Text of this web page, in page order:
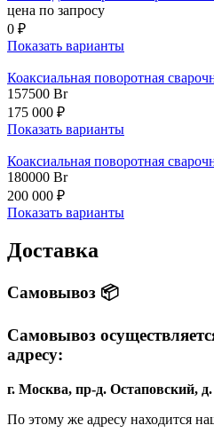
цена по запросу
0 ₽
Показать варианты
Коаксиальная поворотная
157500 Br
175 000 ₽
Показать варианты
Коаксиальная поворотная
180000 Br
200 000 ₽
Показать варианты
Доставка
Самовывоз 📦
Самовывоз
адресу:
г. Москва, пр-д. Остаповский,
По этому же адресу находится